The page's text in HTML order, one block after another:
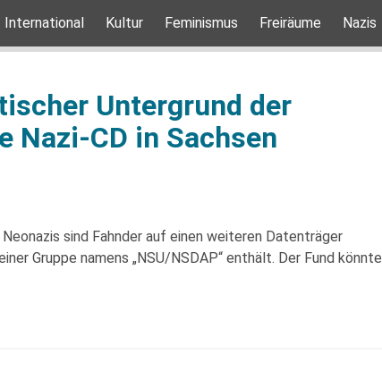
International Kultur Feminismus Freiräume Nazis
Untergrund der
Nazi-CD in Sachsen
sind Fahnder auf einen weiteren Datenträger
Gruppe namens „NSU/NSDAP“ enthält. Der Fund könnte